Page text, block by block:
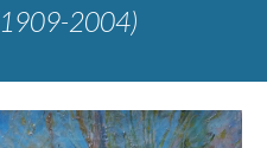
2004)